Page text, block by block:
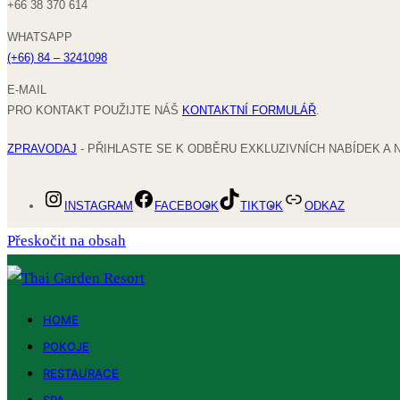
+66 38 370 614
WHATSAPP
(+66) 84 – 3241098
E-MAIL
PRO KONTAKT POUŽIJTE NÁŠ KONTAKTNÍ FORMULÁŘ
ZPRAVODAJ - PŘIHLASTE SE K ODBĚRU EXKLUZIVNÍCH NABÍDEK A
INSTAGRAM FACEBOOK TIKTOK ODKAZ
Přeskočit na obsah
HOME
POKOJE
RESTAURACE